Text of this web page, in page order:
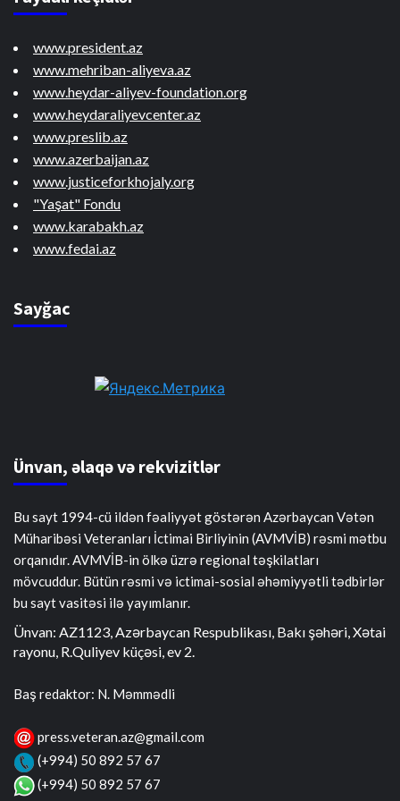
www.president.az
www.mehriban-aliyeva.az
www.heydar-aliyev-foundation.org
www.heydaraliyevcenter.az
www.preslib.az
www.azerbaijan.az
www.justiceforkhojaly.org
"Yaşat" Fondu
www.karabakh.az
www.fedai.az
Sayğac
Ünvan, əlaqə və rekvizitlər
Bu sayt 1994-cü ildən fəaliyyət göstərən Azərbaycan Vətən
Müharibəsi Veteranları İctimai Birliyinin (AVMVİB) rəsmi mətbu
orqanıdır. AVMVİB-in ölkə üzrə regional təşkilatları
mövcuddur. Bütün rəsmi və ictimai-sosial əhəmiyyətli tədbirlər
bu sayt vasitəsi ilə yayımlanır.
Ünvan: AZ1123, Azərbaycan Respublikası, Bakı şəhəri, Xətai
rayonu, R.Quliyev küçəsi, ev 2.
Baş redaktor: N. Məmmədli
press.veteran.az@gmail.com
(+994) 50 892 57 67
(+994) 50 892 57 67